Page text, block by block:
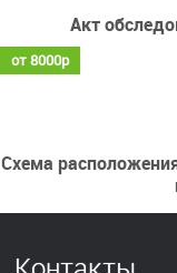
Акт
Схема
от 8000р